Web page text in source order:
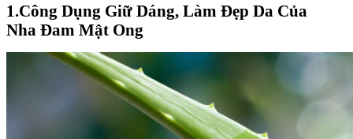
1.Công Dụng Giữ Dáng, Làm Đẹp Da Của
Nha Đam Mật Ong